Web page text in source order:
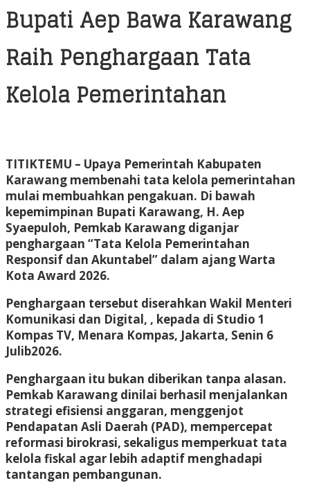
Bupati Aep Bawa Karawang
Raih Penghargaan Tata
Kelola Pemerintahan
TITIKTEMU – Upaya Pemerintah Kabupaten
Karawang membenahi tata kelola pemerintahan
mulai membuahkan pengakuan. Di bawah
kepemimpinan Bupati Karawang, H. Aep
Syaepuloh, Pemkab Karawang diganjar
penghargaan “Tata Kelola Pemerintahan
Responsif dan Akuntabel” dalam ajang Warta
Kota Award 2026.
Penghargaan tersebut diserahkan Wakil Menteri
Komunikasi dan Digital, , kepada di Studio 1
Kompas TV, Menara Kompas, Jakarta, Senin 6
Julib2026.
Penghargaan itu bukan diberikan tanpa alasan.
Pemkab Karawang dinilai berhasil menjalankan
strategi efisiensi anggaran, menggenjot
Pendapatan Asli Daerah (PAD), mempercepat
reformasi birokrasi, sekaligus memperkuat tata
kelola fiskal agar lebih adaptif menghadapi
tantangan pembangunan.